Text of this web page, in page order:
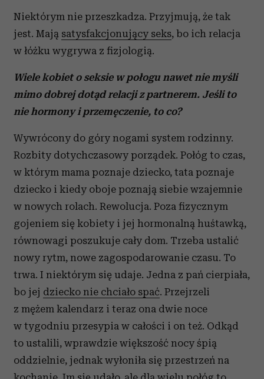
Niektórym nie przeszkadza. Przyjmują, że tak
jest. Mają satysfakcjonujący seks, bo ich relacja
w łóżku wygrywa z fizjologią.
Wiele kobiet o seksie w połogu nawet nie myśli
mimo dobrej dotąd relacji z partnerem. Jeśli to
nie hormony i przemęczenie, to co?
Wywrócony do góry nogami system rodzinny.
Rozbity dotychczasowy porządek. Połóg to czas,
w którym mama poznaje dziecko, tata poznaje
dziecko i kiedy oboje poznają siebie wzajemnie
w nowych rolach. Rewolucja. Poza fizycznym
gojeniem się kobiety i jej hormonalną huśtawką,
równowagi poszukuje cały dom. Trzeba ustalić
nowy rytm, nowe zagospodarowanie czasu. To
trwa. I niektórym się udaje. Jedna z pań cierpiała,
bo jej dziecko nie chciało spać. Przejrzeli
z mężem kalendarz i teraz ona dwie noce
w tygodniu przesypia w całości i on też. Odkąd
to ustalili, wprawdzie większość nocy śpią
oddzielnie, jednak wyłoniła się przestrzeń na